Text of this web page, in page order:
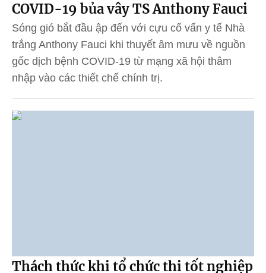
COVID-19 bủa vây TS Anthony Fauci
Sóng gió bắt đầu ập đến với cựu cố vấn y tế Nhà
trắng Anthony Fauci khi thuyết âm mưu về nguồn
gốc dịch bệnh COVID-19 từ mạng xã hội thâm
nhập vào các thiết chế chính trị.
Thách thức khi tổ chức thi tốt nghiệp